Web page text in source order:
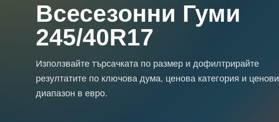
Всесезонни Гуми
245/40R17
Използвайте търсачката по размер и дофилтрирайте
резултатите по ключова дума, ценова категория и ценови
диапазон в евро.